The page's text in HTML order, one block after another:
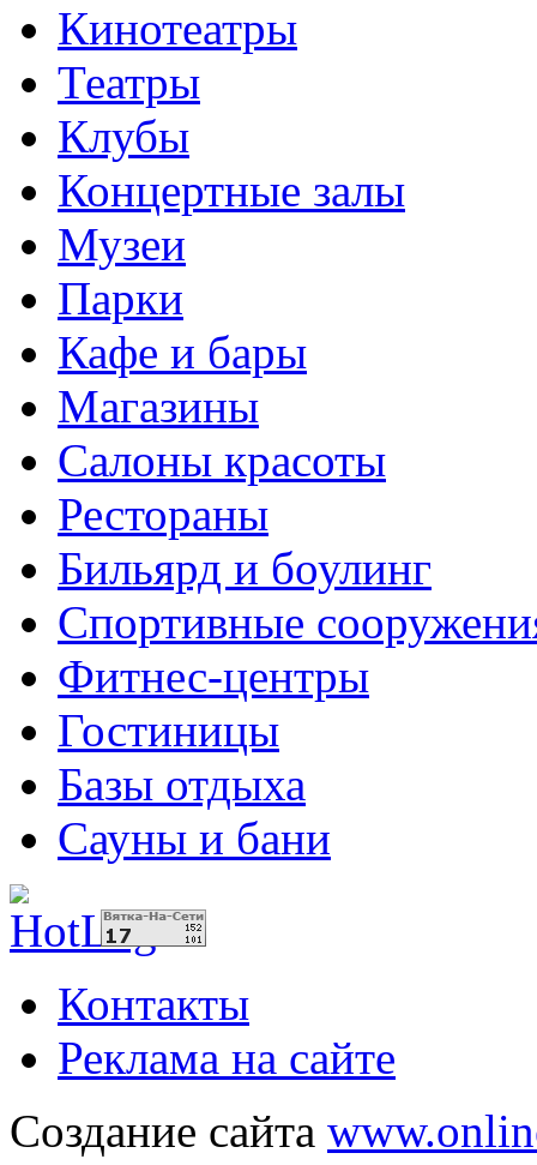
Кинотеатры
Театры
Клубы
Концертные залы
Музеи
Парки
Кафе и бары
Магазины
Салоны красоты
Рестораны
Бильярд и боулинг
Спортивные
Фитнес-центры
Гостиницы
Базы отдыха
Сауны и бани
Контакты
Реклама на сайте
Создание сайта